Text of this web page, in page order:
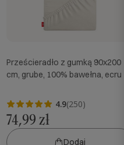
Prześcieradło z gumką 90x200
cm, grube, 100% bawełna, ecru
4.9(250)
74,99 zł
Dodaj